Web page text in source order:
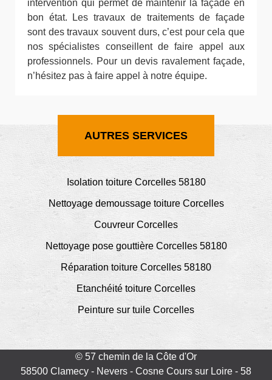
intervention qui permet de maintenir la façade en
bon état. Les travaux de traitements de façade
sont des travaux souvent durs, c’est pour cela que
nos spécialistes conseillent de faire appel aux
professionnels. Pour un devis ravalement façade,
n’hésitez pas à faire appel à notre équipe.
AUTRES SERVICES
Isolation toiture Corcelles 58180
Nettoyage demoussage toiture Corcelles
Couvreur Corcelles
Nettoyage pose gouttière Corcelles 58180
Réparation toiture Corcelles 58180
Etanchéité toiture Corcelles
Peinture sur tuile Corcelles
© 57 chemin de la Côte d'Or
58500 Clamecy - Nevers - Cosne Cours sur Loire - 58